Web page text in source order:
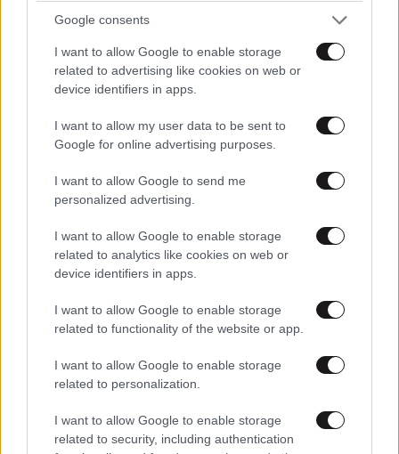
Google consents
I want to allow Google to enable storage
related to advertising like cookies on web or
device identifiers in apps.
I want to allow my user data to be sent to
Google for online advertising purposes.
I want to allow Google to send me
personalized advertising.
I want to allow Google to enable storage
related to analytics like cookies on web or
device identifiers in apps.
I want to allow Google to enable storage
related to functionality of the website or app.
I want to allow Google to enable storage
related to personalization.
I want to allow Google to enable storage
related to security, including authentication
TRENDING
06·08·2026 00:09
Σακελλαρίου, η λαϊκή ντίβα που έκανε τη ζωή
της τραγούδι